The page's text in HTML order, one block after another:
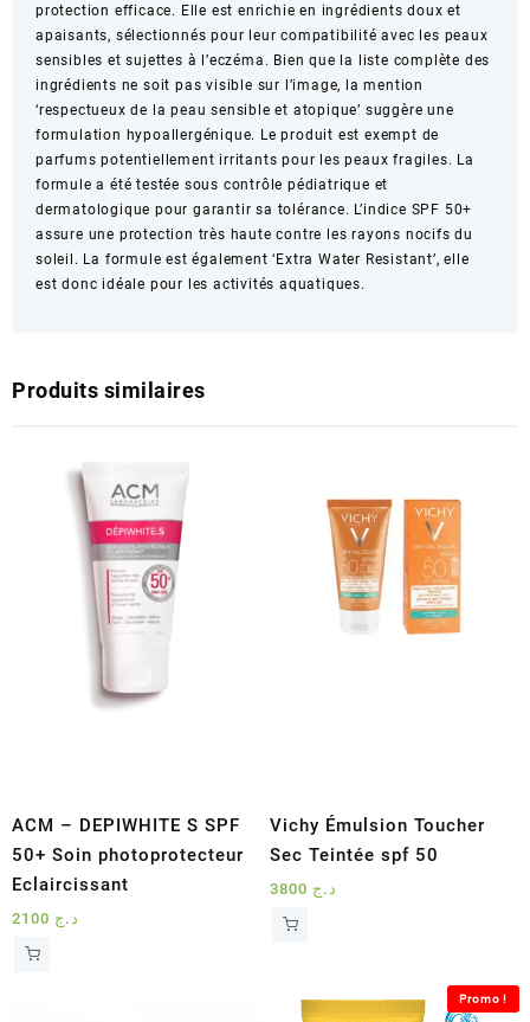
protection efficace. Elle est enrichie en ingrédients doux et
apaisants, sélectionnés pour leur compatibilité avec les peaux
sensibles et sujettes à l’eczéma. Bien que la liste complète des
ingrédients ne soit pas visible sur l’image, la mention
‘respectueux de la peau sensible et atopique’ suggère une
formulation hypoallergénique. Le produit est exempt de
parfums potentiellement irritants pour les peaux fragiles. La
formule a été testée sous contrôle pédiatrique et
dermatologique pour garantir sa tolérance. L’indice SPF 50+
assure une protection très haute contre les rayons nocifs du
soleil. La formule est également ‘Extra Water Resistant’, elle
est donc idéale pour les activités aquatiques.
Produits similaires
ACM – DEPIWHITE S SPF
50+ Soin photoprotecteur
Eclaircissant
د.ج
Vichy Émulsion Toucher
Sec Teintée spf 50
د.ج
Promo !